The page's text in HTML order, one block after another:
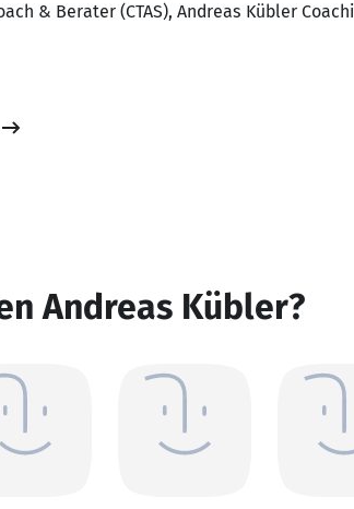
& Berater (CTAS), Andreas Kübler
Andreas Kübler?